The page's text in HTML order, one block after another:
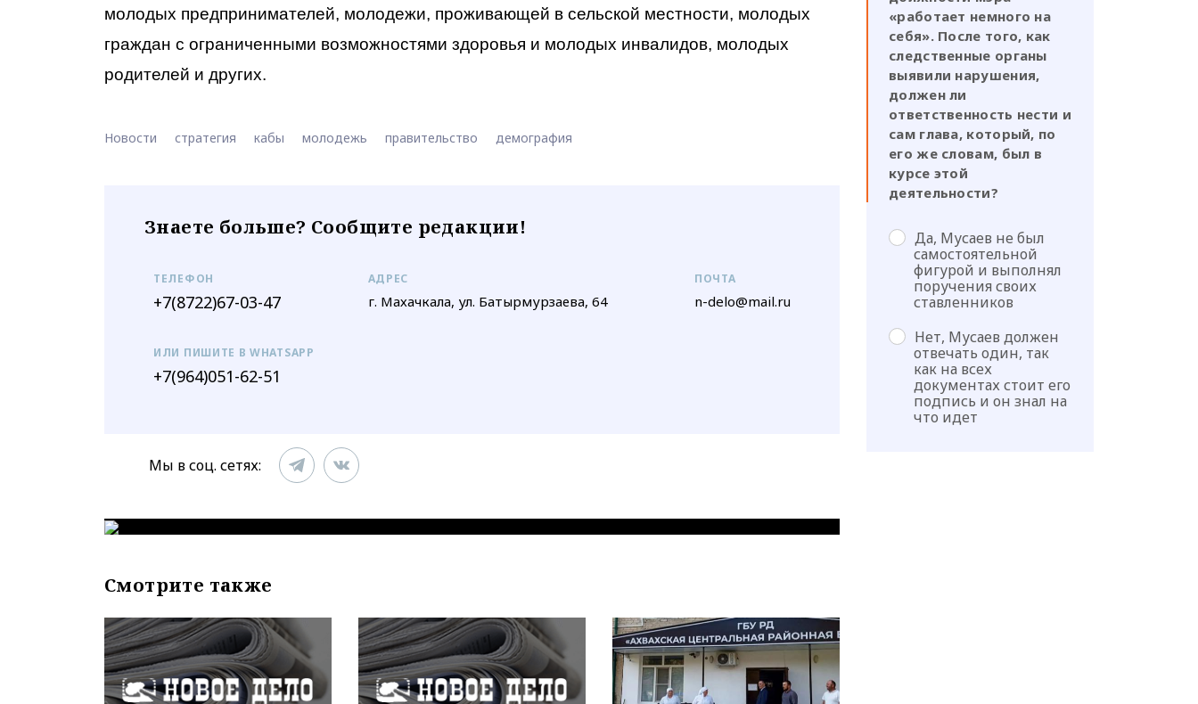
молодых предпринимателей, молодежи, проживающей в сельской местности, молодых
граждан с ограниченными возможностями здоровья и молодых инвалидов, молодых
родителей и других.
Новости стратегия кабы молодежь правительство демография
Знаете больше? Сообщите редакции!
ТЕЛЕФОН
+7(8722)67-03-47
АДРЕС
г. Махачкала, ул. Батырмурзаева, 64
ПОЧТА
n-delo@mail.ru
ИЛИ ПИШИТЕ В WHATSAPP
+7(964)051-62-51
Мы в соц. сетях:
Смотрите также
«работает немного на
себя». После того, как
следственные органы
выявили нарушения,
должен ли
ответственность нести и
сам глава, который, по
его же словам, был в
курсе этой
деятельности?
Да, Мусаев не был
самостоятельной
фигурой и выполнял
поручения своих
ставленников
Нет, Мусаев должен
отвечать один, так
как на всех
документах стоит его
подпись и он знал на
что идет